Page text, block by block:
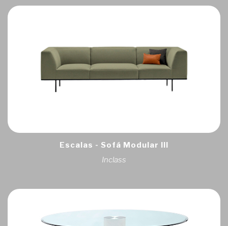
Escalas - Sofá Modular III
Inclass